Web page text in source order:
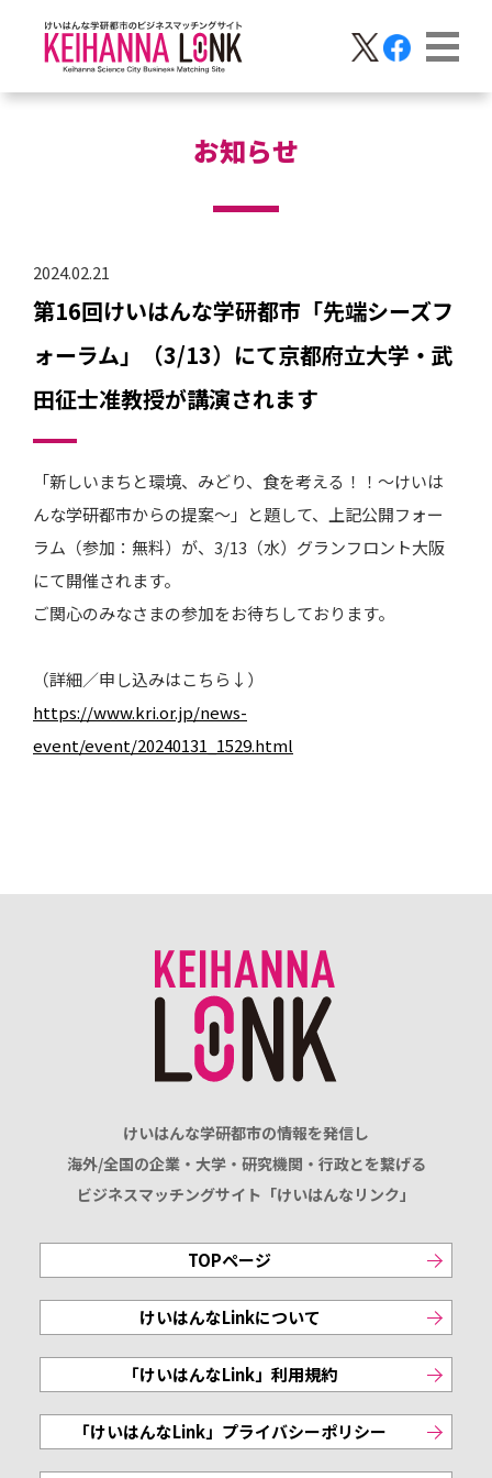
お知らせ
2024.02.21
第16回けいはんな学研都市「先端シーズフ
ォーラム」（3/13）にて京都府立大学・武
田征士准教授が講演されます
「新しいまちと環境、みどり、食を考える！！～けいは
んな学研都市からの提案～」と題して、上記公開フォー
ラム（参加：無料）が、3/13（水）グランフロント大阪
にて開催されます。
ご関心のみなさまの参加をお待ちしております。
（詳細／申し込みはこちら↓）
https://www.kri.or.jp/news-
event/event/20240131_1529.html
けいはんな学研都市の情報を発信し
海外/全国の企業・大学・研究機関・行政とを繋げる
ビジネスマッチングサイト「けいはんなリンク」
TOPページ
けいはんなLinkについて
「けいはんなLink」利用規約
「けいはんなLink」プライバシーポリシー